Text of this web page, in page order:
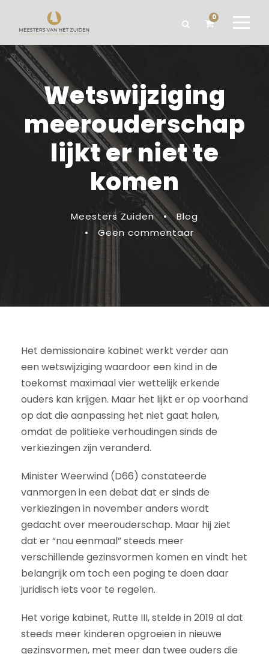
0
Wetswijziging
meerouderschap
lijkt er niet te
komen
Meesters Zuiden •
Blog
•
Geen commentaar
Het demissionaire kabinet werkt verder aan
een wetswijziging waardoor een kind in de
toekomst maximaal vier wettelijk erkende
ouders kan krijgen. Maar het lijkt er op voorhand
op dat die aanpassing het niet gaat halen,
omdat de politieke verhoudingen sinds de
verkiezingen zijn veranderd.
Minister Weerwind (D66) constateerde
vanmorgen in een debat dat er sinds de
verkiezingen in november anders wordt
gedacht over meerouderschap. Maar hij ziet
dat er “nou eenmaal” steeds meer
verschillende gezinsvormen komen en vindt het
belangrijk om toch een poging te doen daar
juridisch iets voor te regelen.
Het vorige kabinet, Rutte III, stelde in 2019 al dat
steeds meer kinderen opgroeien in nieuwe
gezinsvormen, met meer dan twee ouders die